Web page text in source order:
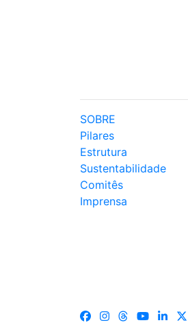
SOBRE
Pilares
Estrutura
Sustentabilidade
Comitês
Imprensa